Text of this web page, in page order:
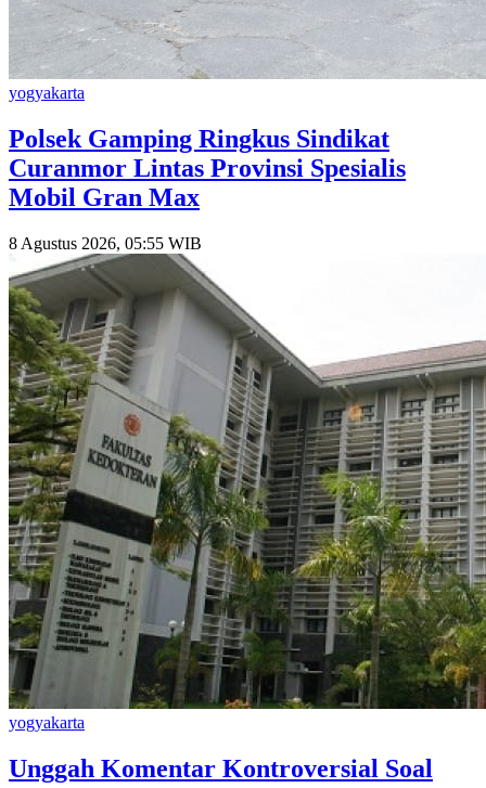
yogyakarta
Polsek Gamping Ringkus Sindikat
Curanmor Lintas Provinsi Spesialis
Mobil Gran Max
8 Agustus 2026, 05:55 WIB
yogyakarta
Unggah Komentar Kontroversial Soal